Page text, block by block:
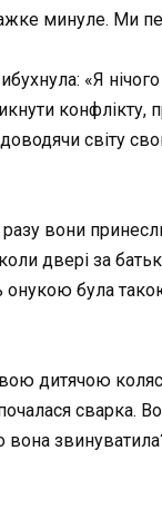
минуле. Ми
«Я нічого
конфлікту,
світу
вони
двері за
онукою була
дитячою
сварка.